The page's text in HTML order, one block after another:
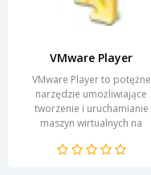
VMware Player
VMware Player to potężne
narzędzie umożliwiające
tworzenie i uruchamianie
maszyn wirtualnych na
Dzięki swojej intuicyjnej